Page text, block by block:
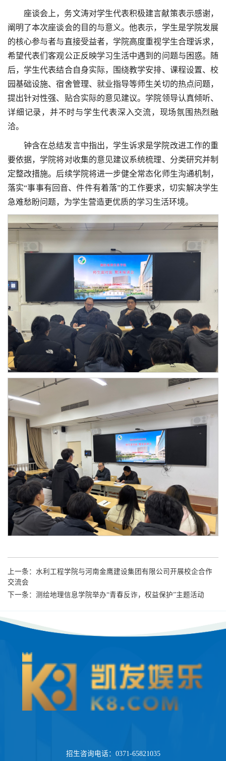
座谈会上，务文涛对学生代表积极建言献策表示感谢，
阐明了本次座谈会的目的与意义。他表示，学生是学院发展
的核心参与者与直接受益者，学院高度重视学生合理诉求，
希望代表们客观公正反映学习生活中遇到的问题与困惑。随
后，学生代表结合自身实际，围绕教学安排、课程设置、校
园基础设施、宿舍管理、就业指导等师生关切的热点问题，
提出针对性强、贴合实际的意见建议。学院领导认真倾听、
详细记录，并不时与学生代表深入交流，现场氛围热烈融
洽。
钟含在总结发言中指出，学生诉求是学院改进工作的重
要依据，学院将对收集的意见建议系统梳理、分类研究并制
定整改措施。后续学院将进一步健全常态化师生沟通机制，
落实“事事有回音、件件有着落”的工作要求，切实解决学生
急难愁盼问题，为学生营造更优质的学习生活环境。
上一条： 水利工程学院与河南金鹰建设集团有限公司开展校企合作
交流会
下一条： 测绘地理信息学院举办“青春反诈，权益保护”主题活动
招生咨询电话：0371-65821035